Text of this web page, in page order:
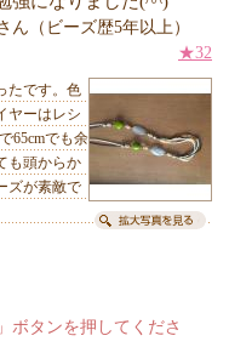
ん（ビーズ歴5年以上）
★32
たです。色
ヤーはレシ
65cmでも余
も頭からか
ズが素敵で
ボタンを押してくださ